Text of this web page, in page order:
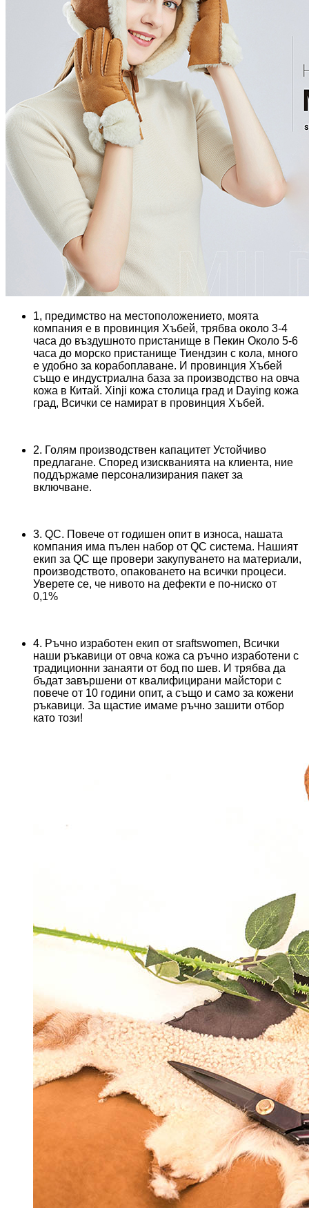
1, предимство на местоположението, моята
компания е в провинция Хъбей, трябва около 3-4
часа до въздушното пристанище в Пекин Около 5-6
часа до морско пристанище Тиендзин с кола, много
е удобно за корабоплаване. И провинция Хъбей
също е индустриална база за производство на овча
кожа в Китай. Xinji кожа столица град и Daying кожа
град, Всички се намират в провинция Хъбей.
2. Голям производствен капацитет Устойчиво
предлагане. Според изискванията на клиента, ние
поддържаме персонализирания пакет за
включване.
3. QC. Повече от годишен опит в износа, нашата
компания има пълен набор от QC система. Нашият
екип за QC ще провери закупуването на материали,
производството, опаковането на всички процеси.
Уверете се, че нивото на дефекти е по-ниско от
0,1%
4. Ръчно изработен екип от sraftswomen, Всички
наши ръкавици от овча кожа са ръчно изработени с
традиционни занаяти от бод по шев. И трябва да
бъдат завършени от квалифицирани майстори с
повече от 10 години опит, а също и само за кожени
ръкавици. За щастие имаме ръчно зашити отбор
като този!